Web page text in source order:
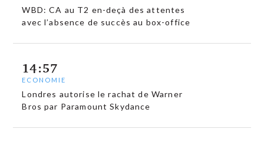
WBD: CA au T2 en-deçà des attentes
avec l’absence de succès au box-office
14:57
ECONOMIE
Londres autorise le rachat de Warner
Bros par Paramount Skydance